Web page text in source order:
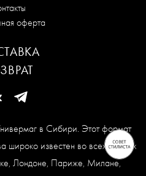
в Сибири. Этот формат
широко известен во всех модных
Лондоне, Париже, Милане,
оферта